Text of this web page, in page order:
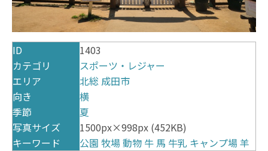
ID
1403
カテゴリ
スポーツ・レジャー
エリア
北総 成田市
向き
横
季節
夏
写真サイズ
1500px×998px (452KB)
キーワード
公園 牧場 動物 牛 馬 牛乳 キャンプ場 羊